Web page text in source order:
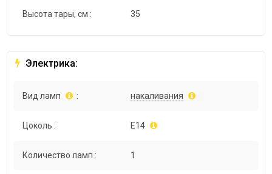
Высота тары, см : 35
Электрика:
Вид ламп : накаливания
Цоколь : E14
Количество ламп : 1